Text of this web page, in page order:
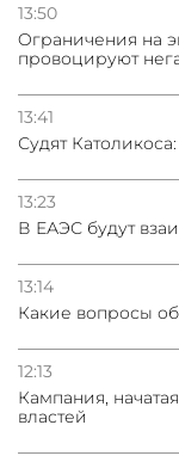
13:50
Oграничения на
провоцируют
13:41
Судят
13:23
В ЕАЭС будут
13:14
Какие вопросы
12:13
Кампания,
властей